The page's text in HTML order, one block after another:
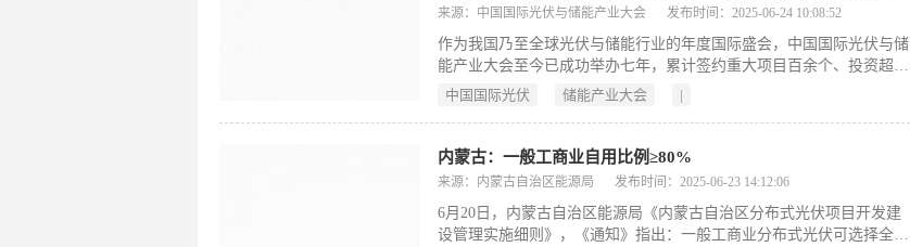
来源：中国国际光伏与储能产业大会 发布时间：2025-06-24 10:08:52
作为我国乃至全球光伏与储能行业的年度国际盛会，中国国际光伏与储
能产业大会至今已成功举办七年，累计签约重大项目百余个、投资超千
亿元，为全球光伏与储能行业高质量发展作出了积极贡献，有力促进了
中国国际光伏 储能产业大会 |
内蒙古：一般工商业自用比例≥80%
来源：内蒙古自治区能源局 发布时间：2025-06-23 14:12:06
6月20日，内蒙古自治区能源局《内蒙古自治区分布式光伏项目开发建
设管理实施细则》，《通知》指出：一般工商业分布式光伏可选择全部